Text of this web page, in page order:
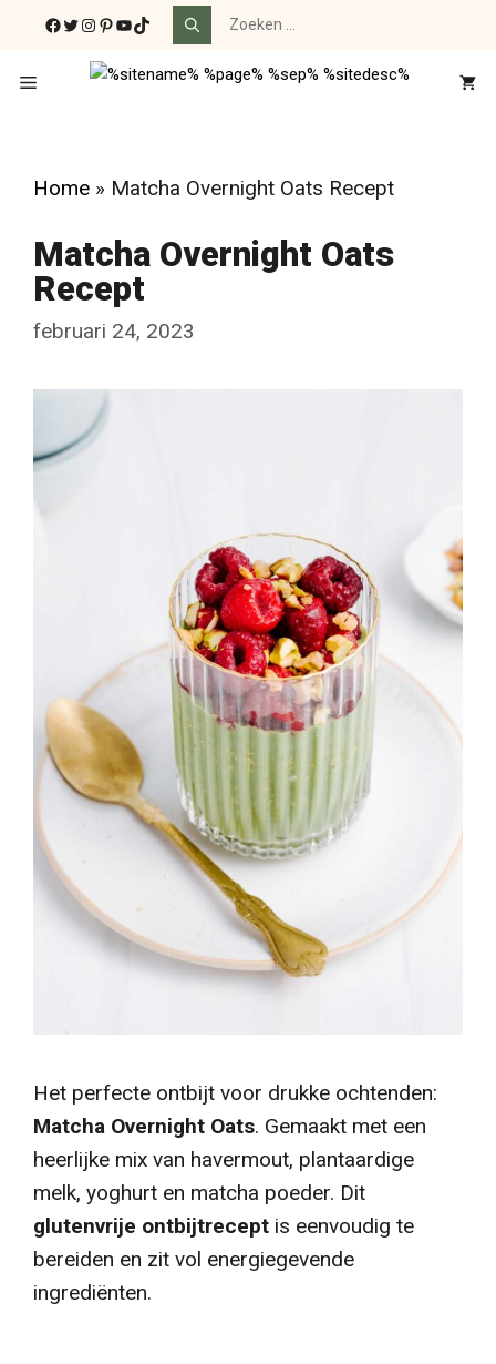
de
Facebook
Twitter
Instagram
Pinterest
YouTube
TikTok
Zoek
Menu
Home » Matcha Overnight Oats Recept
Matcha Overnight Oats
Recept
februari 24, 2023
Het perfecte ontbijt voor drukke ochtenden:
Matcha Overnight Oats. Gemaakt met een
heerlijke mix van havermout, plantaardige
melk, yoghurt en matcha poeder. Dit
glutenvrije ontbijtrecept is eenvoudig te
bereiden en zit vol energiegevende
ingrediënten.